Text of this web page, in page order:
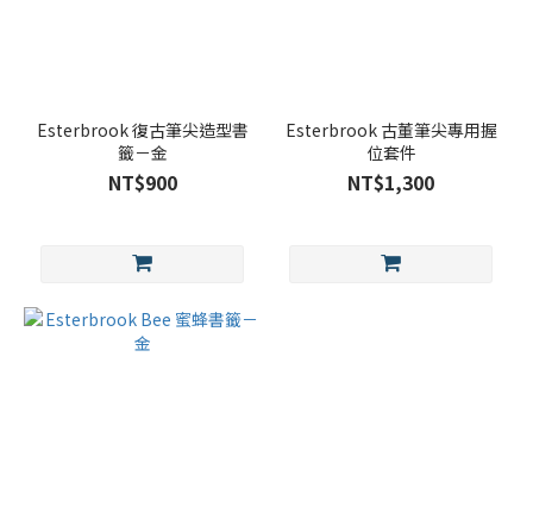
Esterbrook 復古筆尖造型書
籤－金
NT$900
Esterbrook 古董筆尖專用握
位套件
NT$1,300